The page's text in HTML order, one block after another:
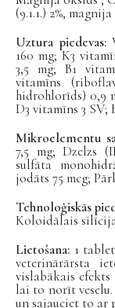
(9.1.1.) 2%,
Uztura piedevas:
160 mg; K3
3,5 mg; B1
vitamīns
hidrohlorīds) 0,9
D3 vitamīns 3 SV;
Mikroelementu
7,5 mg; Dzelzs
sulfāta
jodāts 75 mcg;
Tehnoloģiskās
Koloidālais
Lietošana: 1
veterinārārsta
vislabākais
lai to norīt veselu.
un sajauciet to ar